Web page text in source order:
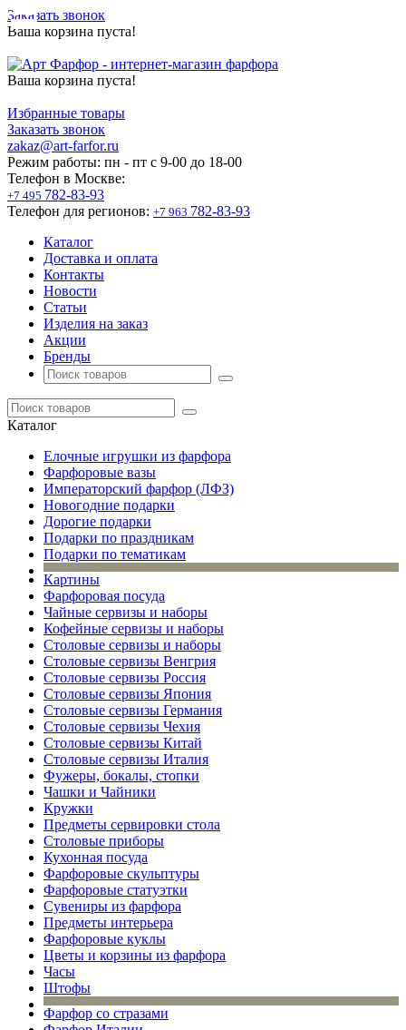
Заказать звонок
Ваша корзина пуста!
Ваша корзина пуста!
Избранные товары
Заказать звонок
zakaz@art-farfor.ru
Режим работы: пн - пт c 9-00 до 18-00
Телефон в Москве:
+7 495 782-83-93
Телефон для регионов: +7 963 782-83-93
Каталог
Доставка и оплата
Контакты
Новости
Статьи
Изделия на заказ
Акции
Бренды
Каталог
Елочные игрушки из фарфора
Фарфоровые вазы
Императорский фарфор (ЛФЗ)
Новогодние подарки
Дорогие подарки
Подарки по праздникам
Подарки по тематикам
Картины
Фарфоровая посуда
Чайные сервизы и наборы
Кофейные сервизы и наборы
Столовые сервизы и наборы
Столовые сервизы Венгрия
Столовые сервизы Россия
Столовые сервизы Япония
Столовые сервизы Германия
Столовые сервизы Чехия
Столовые сервизы Китай
Столовые сервизы Италия
Фужеры, бокалы, стопки
Чашки и Чайники
Кружки
Предметы сервировки стола
Столовые приборы
Кухонная посуда
Фарфоровые скульптуры
Фарфоровые статуэтки
Сувениры из фарфора
Предметы интерьера
Фарфоровые куклы
Цветы и корзины из фарфора
Часы
Штофы
Фарфор со стразами